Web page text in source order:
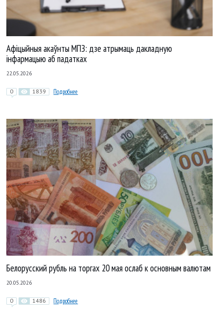
Афіцыйныя акаўнты МПЗ: дзе атрымаць дакладную
інфармацыю аб падатках
22.05.2026
0 1839 Подробнее
Белорусский рубль на торгах 20 мая ослаб к основным валютам
20.05.2026
0 1486 Подробнее